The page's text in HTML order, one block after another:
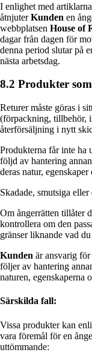
I enlighet med
åtnjuterKunden en
webbplatsen House of
dagar från dagen för
denna period slutar på
nästa arbetsdag.
8.2 Produkter
Returer måste göras i
(förpackning, tillbehör,
återförsäljning i nytt
Produkterna får inte ha
följd av hantering
deras natur,
Skadade, smutsiga
Om ångerrätten tillåter
kontrollera om den
gränser liknande vad
Kunden är ansvarig
följer av hantering
naturen, egenskaperna
Särskilda fall:
Vissa produkter kan
vara föremål för en
uttömmande: